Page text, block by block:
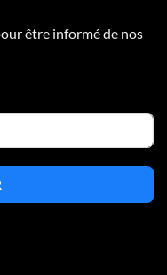
être informé de nos